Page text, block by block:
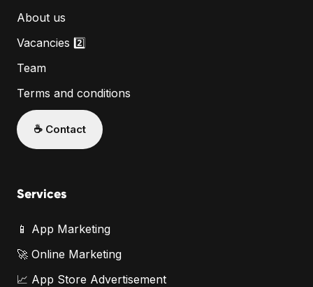
About us
Vacancies 2️⃣
Team
Terms and conditions
☕️ Contact
Services
📱 App Marketing
🚀 Online Marketing
📈 App Store Advertisement